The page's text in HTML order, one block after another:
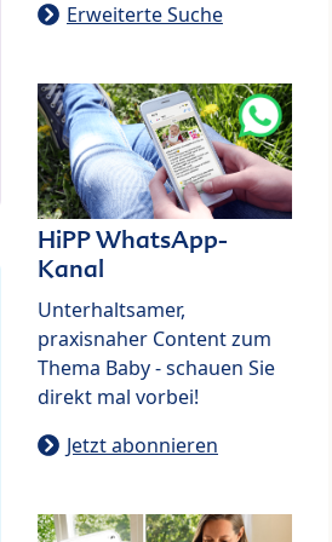
Erweiterte Suche
HiPP WhatsApp-
Kanal
Unterhaltsamer,
praxisnaher Content zum
Thema Baby - schauen Sie
direkt mal vorbei!
Jetzt abonnieren